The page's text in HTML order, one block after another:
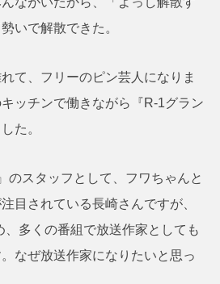
いで解散できた。
て、フリーのピン芸人になりま
ッチンで働きながら『R-1グラン
た。
スタッフとして、フワちゃんと
目されている長崎さんですが、
、多くの番組で放送作家としても
なぜ放送作家になりたいと思っ